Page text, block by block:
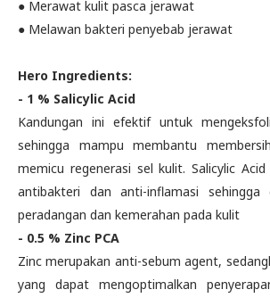
● Merawat kulit pasca jerawat
● Melawan bakteri penyebab jerawat
Hero Ingredients:
- 1 % Salicylic Acid
Kandungan ini efektif untuk
sehingga mampu membantu
memicu regenerasi sel kulit. Salicylic
antibakteri dan anti-inflamasi sehingga
peradangan dan kemerahan pada kulit
- 0.5 % Zinc PCA
Zinc merupakan anti-sebum agent,
yang dapat mengoptimalkan